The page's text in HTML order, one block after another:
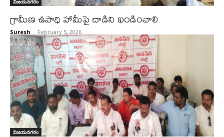
విజయనగరం
గ్రామీణ ఉపాధి హామీపై దాడిని ఖండించాలి
Suresh - February 5, 2026
విజయనగరం